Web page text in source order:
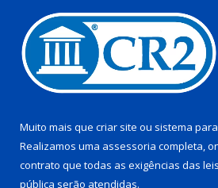
Muito mais que criar site ou sistema
Realizamos uma assessoria completa,
contrato que todas as exigências das
pública serão atendidas.